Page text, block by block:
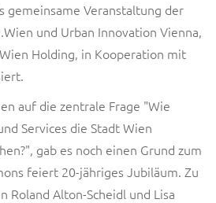
gemeinsame Veranstaltung der
und Urban Innovation Vienna,
Holding, in Kooperation mit
auf die zentrale Frage "Wie
Services die Stadt Wien
gab es noch einen Grund zum
feiert 20-jähriges Jubiläum. Zu
Roland Alton-Scheidl und Lisa